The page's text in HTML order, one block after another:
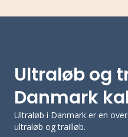
Ultraløb og
Danmark
Ultraløb i Danmark er en
ultraløb og trailløb.